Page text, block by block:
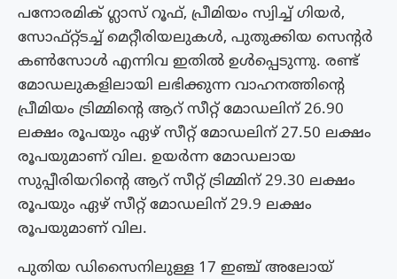
പനോരമിക് ഗ്ലാസ് റൂഫ്, പ്രീമിയം സ്വിച്ച് ഗിയർ,
സോഫ്റ്റ്ടച്ച് മെറ്റീരിയലുകൾ, പുതുക്കിയ സെന്റർ
കൺസോൾ എന്നിവ ഇതിൽ ഉൾപ്പെടുന്നു. രണ്ട്
മോഡലുകളിലായി ലഭിക്കുന്ന വാഹനത്തിന്റെ
പ്രീമിയം ട്രിമ്മിന്റെ ആറ് സീറ്റ് മോഡലിന് 26.90
ലക്ഷം രൂപയും ഏഴ് സീറ്റ് മോഡലിന് 27.50 ലക്ഷം
രൂപയുമാണ് വില. ഉയർന്ന മോഡലായ
സുപ്പീരിയറിന്റെ ആറ് സീറ്റ് ട്രിമ്മിന് 29.30 ലക്ഷം
രൂപയും ഏഴ് സീറ്റ് മോഡലിന് 29.9 ലക്ഷം
രൂപയുമാണ് വില.
പുതിയ ഡിസൈനിലുള്ള 17 ഇഞ്ച് അലോയ്